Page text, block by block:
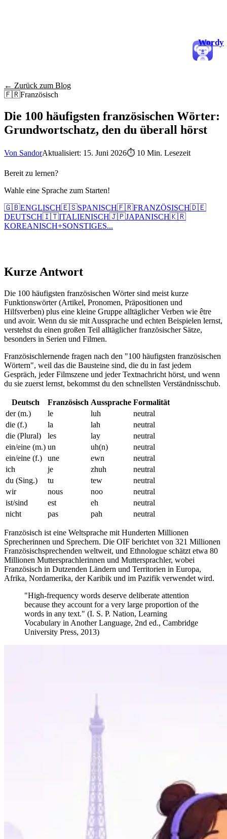
Wordy
← Zurück zum Blog
🇫🇷Französisch
Die 100 häufigsten französischen Wörter:
Grundwortschatz, den du überall hörst
Von SandorAktualisiert: 15. Juni 2026⏱ 10 Min. Lesezeit
Bereit zu lernen?
Wahle eine Sprache zum Starten!
🇬🇧ENGLISCH🇪🇸SPANISCH🇫🇷FRANZÖSISCH🇩🇪
DEUTSCH🇮🇹ITALIENISCH🇯🇵JAPANISCH🇰🇷
KOREANISCH+SONSTIGES...
Kurze Antwort
Die 100 häufigsten französischen Wörter sind meist kurze
Funktionswörter (Artikel, Pronomen, Präpositionen und
Hilfsverben) plus eine kleine Gruppe alltäglicher Verben wie être
und avoir. Wenn du sie mit Aussprache und echten Beispielen lernst,
verstehst du einen großen Teil alltäglicher französischer Sätze,
besonders in Serien und Filmen.
Französischlernende fragen nach den "100 häufigsten französischen
Wörtern", weil das die Bausteine sind, die du in fast jedem
Gespräch, jeder Filmszene und jeder Textnachricht hörst, und wenn
du sie zuerst lernst, bekommst du den schnellsten Verständnisschub.
Deutsch Französisch Aussprache Formalität
der (m.)
le luh
neutral
die (f.)
la lah
neutral
die (Plural)
les lay
neutral
ein/eine (m.) un uh(n)
neutral
ein/eine (f.)
une ewn
neutral
ich
je zhuh
neutral
du (Sing.)
tu tew
neutral
wir
nous noo
neutral
ist/sind
est eh
neutral
nicht
pas pah neutral
Französisch ist eine Weltsprache mit Hunderten Millionen
Sprecherinnen und Sprechern. Die OIF berichtet von 321 Millionen
Französischsprechenden weltweit, und Ethnologue schätzt etwa 80
Millionen Muttersprachlerinnen und Muttersprachler, wobei
Französisch in Dutzenden Ländern und Territorien in Europa,
Afrika, Nordamerika, der Karibik und im Pazifik verwendet wird.
"High-frequency words deserve deliberate attention
because they account for a very large proportion of the
words in any text." (I. S. P. Nation, Learning
Vocabulary in Another Language, 2nd ed., Cambridge
University Press, 2013)